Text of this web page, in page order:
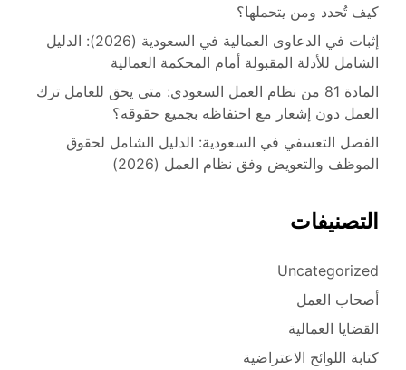
كيف تُحدد ومن يتحملها؟
إثبات في الدعاوى العمالية في السعودية (2026): الدليل
الشامل للأدلة المقبولة أمام المحكمة العمالية
المادة 81 من نظام العمل السعودي: متى يحق للعامل ترك
العمل دون إشعار مع احتفاظه بجميع حقوقه؟
الفصل التعسفي في السعودية: الدليل الشامل لحقوق
الموظف والتعويض وفق نظام العمل (2026)
التصنيفات
Uncategorized
أصحاب العمل
القضايا العمالية
كتابة اللوائح الاعتراضية